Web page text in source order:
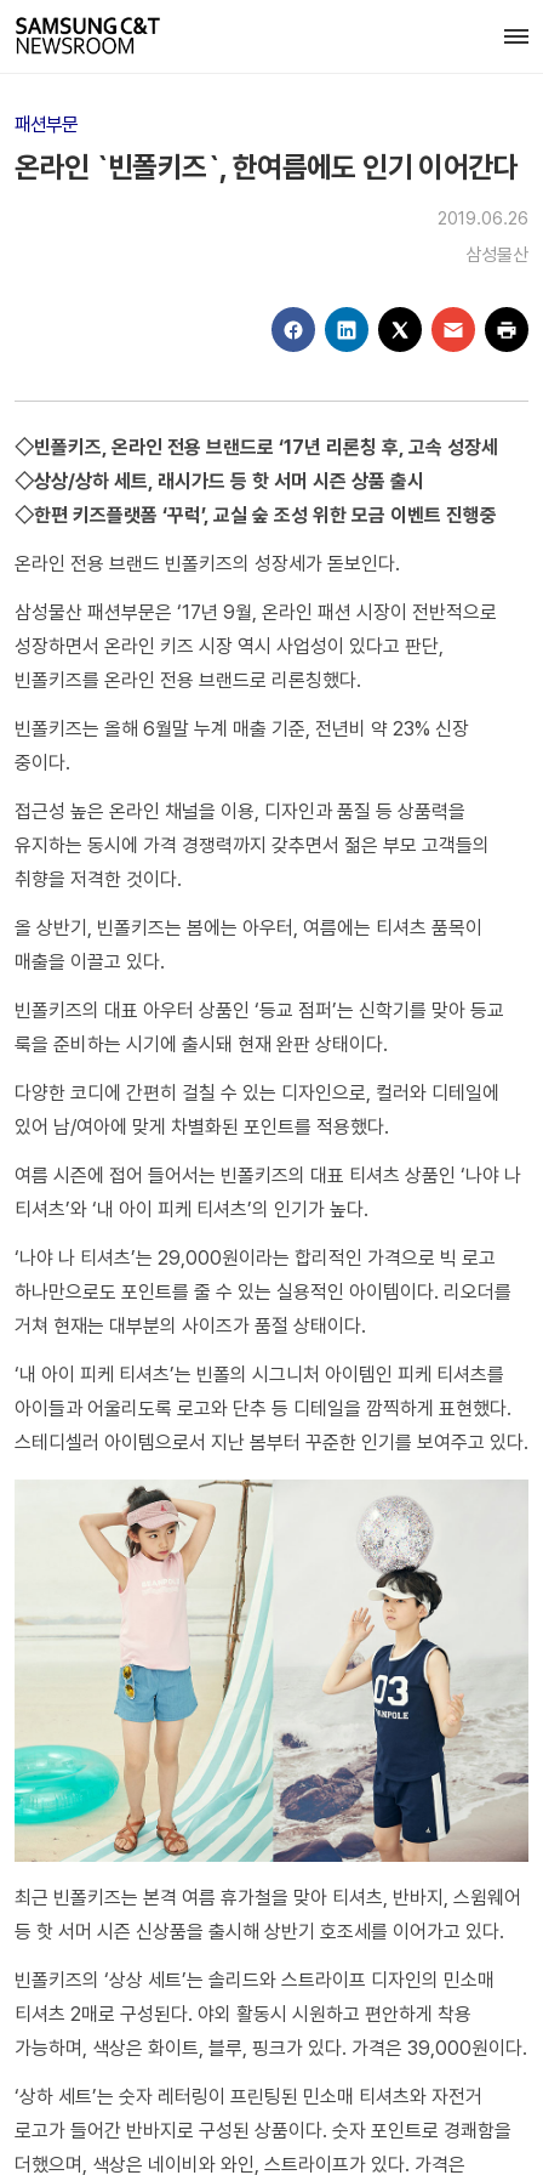
패션부문
온라인 `빈폴키즈`, 한여름에도 인기 이어간다
2019.06.26
삼성물산
◇빈폴키즈, 온라인 전용 브랜드로 ‘17년 리론칭 후, 고속 성장세
◇상상/상하 세트, 래시가드 등 핫 서머 시즌 상품 출시
◇한편 키즈플랫폼 ‘꾸럭’, 교실 숲 조성 위한 모금 이벤트 진행중
온라인 전용 브랜드 빈폴키즈의 성장세가 돋보인다.
삼성물산 패션부문은 ‘17년 9월, 온라인 패션 시장이 전반적으로
성장하면서 온라인 키즈 시장 역시 사업성이 있다고 판단,
빈폴키즈를 온라인 전용 브랜드로 리론칭했다.
빈폴키즈는 올해 6월말 누계 매출 기준, 전년비 약 23% 신장
중이다.
접근성 높은 온라인 채널을 이용, 디자인과 품질 등 상품력을
유지하는 동시에 가격 경쟁력까지 갖추면서 젊은 부모 고객들의
취향을 저격한 것이다.
올 상반기, 빈폴키즈는 봄에는 아우터, 여름에는 티셔츠 품목이
매출을 이끌고 있다.
빈폴키즈의 대표 아우터 상품인 ‘등교 점퍼’는 신학기를 맞아 등교
룩을 준비하는 시기에 출시돼 현재 완판 상태이다.
다양한 코디에 간편히 걸칠 수 있는 디자인으로, 컬러와 디테일에
있어 남/여아에 맞게 차별화된 포인트를 적용했다.
여름 시즌에 접어 들어서는 빈폴키즈의 대표 티셔츠 상품인 ‘나야 나
티셔츠’와 ‘내 아이 피케 티셔츠’의 인기가 높다.
‘나야 나 티셔츠’는 29,000원이라는 합리적인 가격으로 빅 로고
하나만으로도 포인트를 줄 수 있는 실용적인 아이템이다. 리오더를
거쳐 현재는 대부분의 사이즈가 품절 상태이다.
‘내 아이 피케 티셔츠’는 빈폴의 시그니처 아이템인 피케 티셔츠를
아이들과 어울리도록 로고와 단추 등 디테일을 깜찍하게 표현했다.
스테디셀러 아이템으로서 지난 봄부터 꾸준한 인기를 보여주고 있다.
최근 빈폴키즈는 본격 여름 휴가철을 맞아 티셔츠, 반바지, 스윔웨어
등 핫 서머 시즌 신상품을 출시해 상반기 호조세를 이어가고 있다.
빈폴키즈의 ‘상상 세트’는 솔리드와 스트라이프 디자인의 민소매
티셔츠 2매로 구성된다. 야외 활동시 시원하고 편안하게 착용
가능하며, 색상은 화이트, 블루, 핑크가 있다. 가격은 39,000원이다.
‘상하 세트’는 숫자 레터링이 프린팅된 민소매 티셔츠와 자전거
로고가 들어간 반바지로 구성된 상품이다. 숫자 포인트로 경쾌함을
더했으며, 색상은 네이비와 와인, 스트라이프가 있다. 가격은